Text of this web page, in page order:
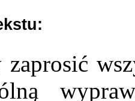
zaprosić